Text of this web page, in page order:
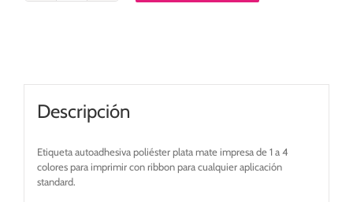
autoadhesiva
mm
impresa
1
a
4
Descripción
Etiqueta autoadhesiva poliéster plata mate impresa de 1 a 4
colores para imprimir con ribbon para cualquier aplicación
standard.